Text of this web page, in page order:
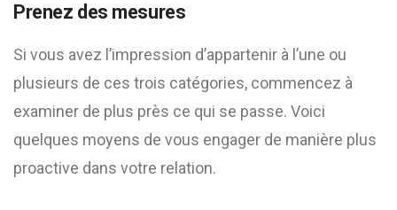
Prenez des mesures
Si vous avez l’impression d’appartenir à l’une ou
plusieurs de ces trois catégories, commencez à
examiner de plus près ce qui se passe. Voici
quelques moyens de vous engager de manière plus
proactive dans votre relation.